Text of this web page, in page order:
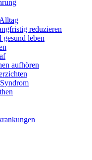
reduzieren
leben
aufhören